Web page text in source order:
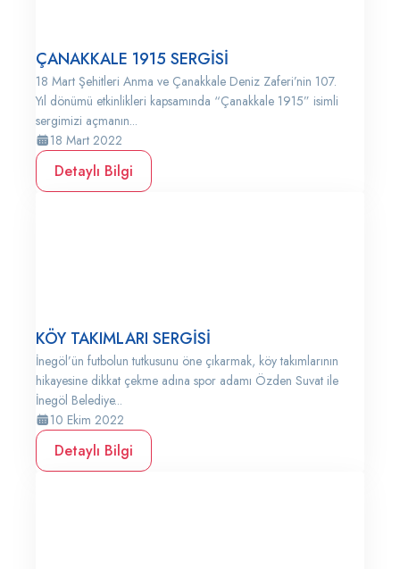
ÇANAKKALE 1915 SERGİSİ
18 Mart Şehitleri Anma ve Çanakkale Deniz Zaferi’nin 107.
Yıl dönümü etkinlikleri kapsamında “Çanakkale 1915” isimli
sergimizi açmanın...
18 Mart 2022
Detaylı Bilgi
KÖY TAKIMLARI SERGİSİ
İnegöl’ün futbolun tutkusunu öne çıkarmak, köy takımlarının
hikayesine dikkat çekme adına spor adamı Özden Suvat ile
İnegöl Belediye...
10 Ekim 2022
Detaylı Bilgi